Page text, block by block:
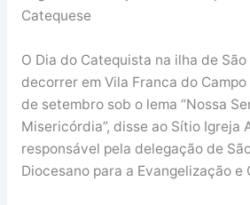
Catequese
O Dia do Catequista na ilha de
decorrer em Vila Franca do
de setembro sob o lema “Nossa
Misericórdia”, disse ao Sítio Igreja
responsável pela delegação de
Diocesano para a Evangelização e